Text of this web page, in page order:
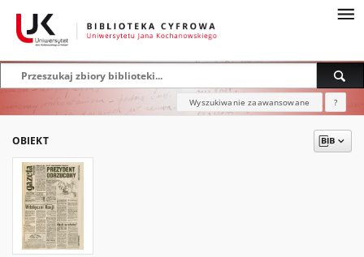
Wyszukiwanie zaawansowane ?
OBIEKT